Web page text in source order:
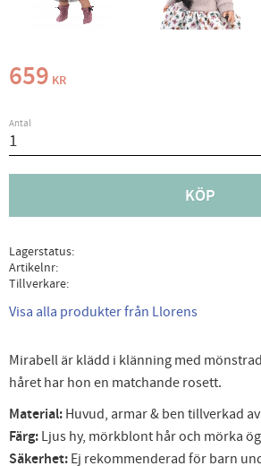
659 KR
Antal
KÖP
Lagerstatus
Artikelnr
Tillverkare
Visa alla produkter från Llorens
Mirabell är klädd i klänning med
håret har hon en matchande rosett.
Material: Huvud, armar & ben tillverkad
Färg: Ljus hy, mörkblont hår och mörka
Säkerhet: Ej rekommenderad för barn